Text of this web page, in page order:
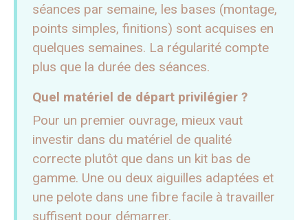
séances par semaine, les bases (montage,
points simples, finitions) sont acquises en
quelques semaines. La régularité compte
plus que la durée des séances.
Quel matériel de départ privilégier ?
Pour un premier ouvrage, mieux vaut
investir dans du matériel de qualité
correcte plutôt que dans un kit bas de
gamme. Une ou deux aiguilles adaptées et
une pelote dans une fibre facile à travailler
suffisent pour démarrer.